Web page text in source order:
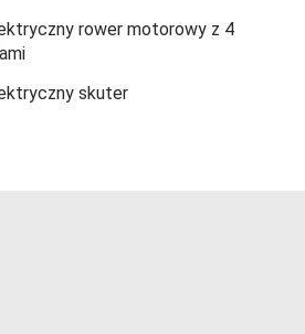
rower motorowy z 4
skuter